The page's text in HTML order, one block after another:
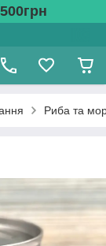
500грн
Риба та